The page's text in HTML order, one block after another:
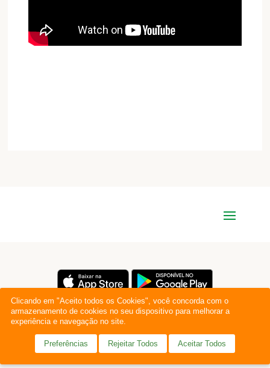
Clicando em "Aceito todos os Cookies", você concorda com o
armazenamento de cookies no seu dispositivo para melhorar a
experiência e navegação no site.
Preferências Rejeitar Todos Aceitar Todos